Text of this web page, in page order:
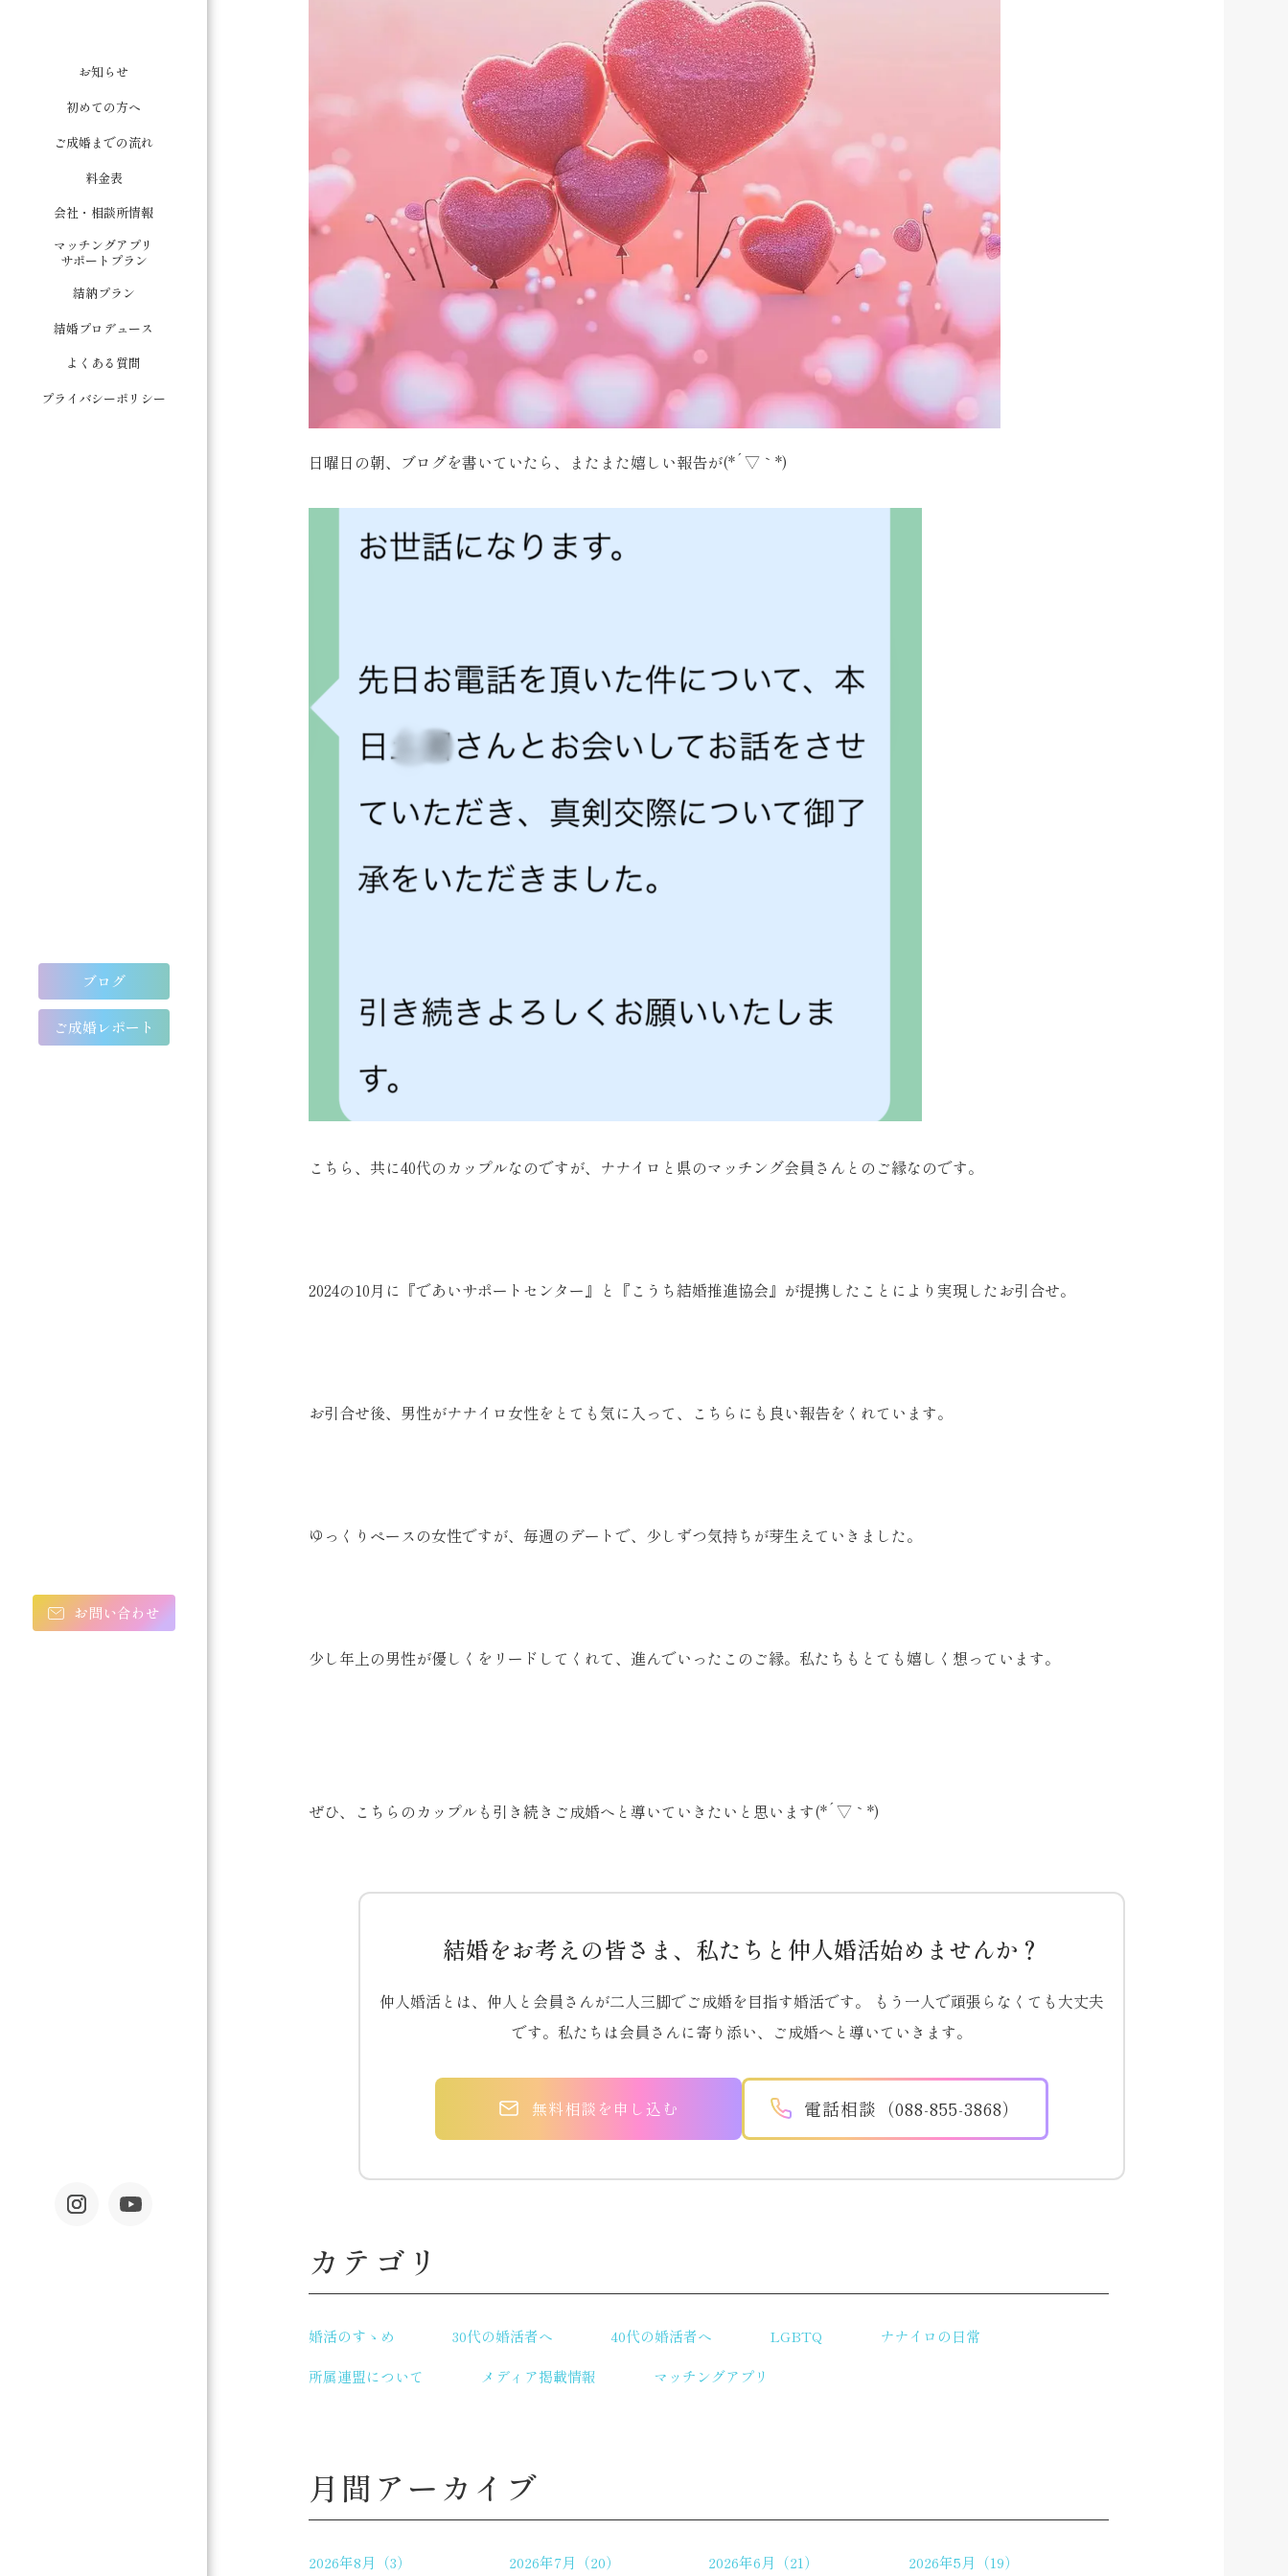
お知らせ
初めての方へ
ご成婚までの流れ
料金表
会社・相談所情報
マッチングアプリ
サポートプラン
結納プラン
結婚プロデュース
よくある質問
プライバシーポリシー
ブログ
ご成婚レポート
お問い合わせ
日曜日の朝、ブログを書いていたら、またまた嬉しい報告が(*´▽｀*)
こちら、共に40代のカップルなのですが、ナナイロと県のマッチング会員さんとのご縁なのです。
2024の10月に『であいサポートセンター』と『こうち結婚推進協会』が提携したことにより実現したお引合せ。
お引合せ後、男性がナナイロ女性をとても気に入って、こちらにも良い報告をくれています。
ゆっくりペースの女性ですが、毎週のデートで、少しずつ気持ちが芽生えていきました。
少し年上の男性が優しくをリードしてくれて、進んでいったこのご縁。私たちもとても嬉しく想っています。
ぜひ、こちらのカップルも引き続きご成婚へと導いていきたいと思います(*´▽｀*)
結婚をお考えの皆さま、私たちと仲人婚活始めませんか？
仲人婚活とは、仲人と会員さんが二人三脚でご成婚を目指す婚活です。 もう一人で頑張らなくても大丈夫
です。私たちは会員さんに寄り添い、ご成婚へと導いていきます。
無料相談を申し込む 電話相談（088-855-3868）
カテゴリ
婚活のすゝめ 30代の婚活者へ 40代の婚活者へ LGBTQ
ナナイロの日常
所属連盟について
メディア掲載情報 マッチングアプリ
月間アーカイブ
2026年8月（3） 2026年7月（20） 2026年6月（21） 2026年5月（19）